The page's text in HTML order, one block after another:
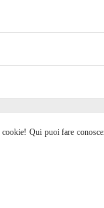
Qui puoi fare